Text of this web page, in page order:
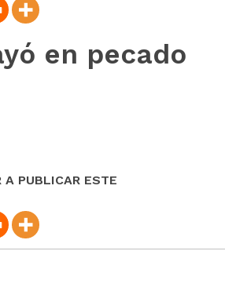
en pecado
A PUBLICAR ESTE